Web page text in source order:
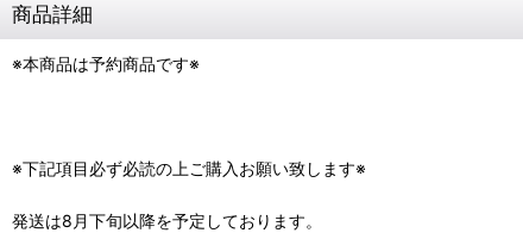
商品詳細
※本商品は予約商品です※
※下記項目必ず必読の上ご購入お願い致します※
発送は8月下旬以降を予定しております。